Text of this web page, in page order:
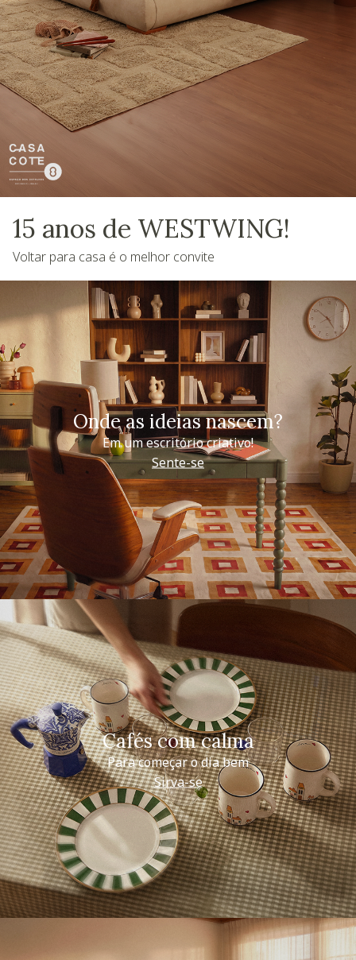
15 anos de WESTWING!
Voltar para casa é o melhor convite
Onde as ideias nascem?
Em um escritório criativo!
Sente-se
Cafés com calma
Para começar o dia bem
Sirva-se